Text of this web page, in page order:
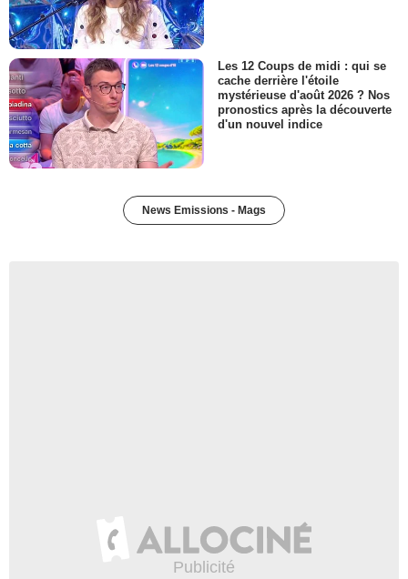
Les 12 Coups de midi : qui se
cache derrière l'étoile
mystérieuse d'août 2026 ? Nos
pronostics après la découverte
d'un nouvel indice
News Emissions - Mags